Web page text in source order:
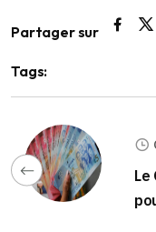
Partager sur
Tags:
Le